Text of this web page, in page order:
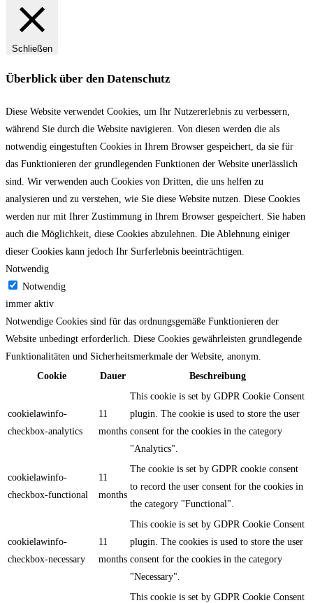
Schließen
Überblick über den Datenschutz
Diese Website verwendet Cookies, um Ihr Nutzererlebnis zu verbessern,
während Sie durch die Website navigieren. Von diesen werden die als
notwendig eingestuften Cookies in Ihrem Browser gespeichert, da sie für
das Funktionieren der grundlegenden Funktionen der Website unerlässlich
sind. Wir verwenden auch Cookies von Dritten, die uns helfen zu
analysieren und zu verstehen, wie Sie diese Website nutzen. Diese Cookies
werden nur mit Ihrer Zustimmung in Ihrem Browser gespeichert. Sie haben
auch die Möglichkeit, diese Cookies abzulehnen. Die Ablehnung einiger
dieser Cookies kann jedoch Ihr Surferlebnis beeinträchtigen.
Notwendig
Notwendig
immer aktiv
Notwendige Cookies sind für das ordnungsgemäße Funktionieren der
Website unbedingt erforderlich. Diese Cookies gewährleisten grundlegende
Funktionalitäten und Sicherheitsmerkmale der Website, anonym.
Cookie
Dauer Beschreibung
cookielawinfo-
checkbox-analytics
11
months
This cookie is set by GDPR Cookie Consent
plugin. The cookie is used to store the user
consent for the cookies in the category
"Analytics".
cookielawinfo-
checkbox-functional
11
months
The cookie is set by GDPR cookie consent
to record the user consent for the cookies in
the category "Functional".
cookielawinfo-
checkbox-necessary
11
months
This cookie is set by GDPR Cookie Consent
plugin. The cookies is used to store the user
consent for the cookies in the category
"Necessary".
This cookie is set by GDPR Cookie Consent